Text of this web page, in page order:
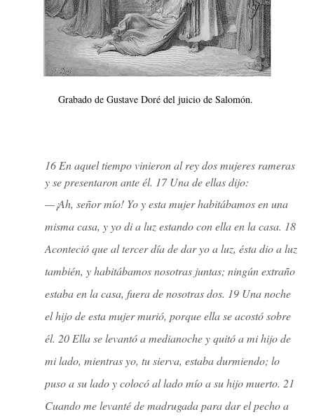
Grabado de Gustave Doré del juicio de Salomón.
16 En aquel tiempo vinieron al rey dos mujeres rameras
y se presentaron ante él. 17 Una de ellas dijo:
—¡Ah, señor mío! Yo y esta mujer habitábamos en una
misma casa, y yo di a luz estando con ella en la casa. 18
Aconteció que al tercer día de dar yo a luz, ésta dio a luz
también, y habitábamos nosotras juntas; ningún extraño
estaba en la casa, fuera de nosotras dos. 19 Una noche
el hijo de esta mujer murió, porque ella se acostó sobre
él. 20 Ella se levantó a medianoche y quitó a mi hijo de
mi lado, mientras yo, tu sierva, estaba durmiendo; lo
puso a su lado y colocó al lado mío a su hijo muerto. 21
Cuando me levanté de madrugada para dar el pecho a